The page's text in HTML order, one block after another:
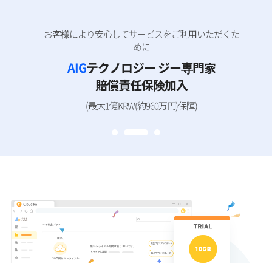
クラウダイク日本サービスOPEN!
日本サービス正式ローンチを記念し、
新規お客様向けに特別イベントを用意しまし
た。
お客様により安心してサービスをご利用いただくた
めに
AIGテクノロジー ジー専門家
賠償責任保険加入
(最大1億KRW(約960万円)保障)
スマートワークストレージ
クラウダイク
同期技術の特許を取得したクラウダイクのサービ
スを
30日間無料でお試しください！